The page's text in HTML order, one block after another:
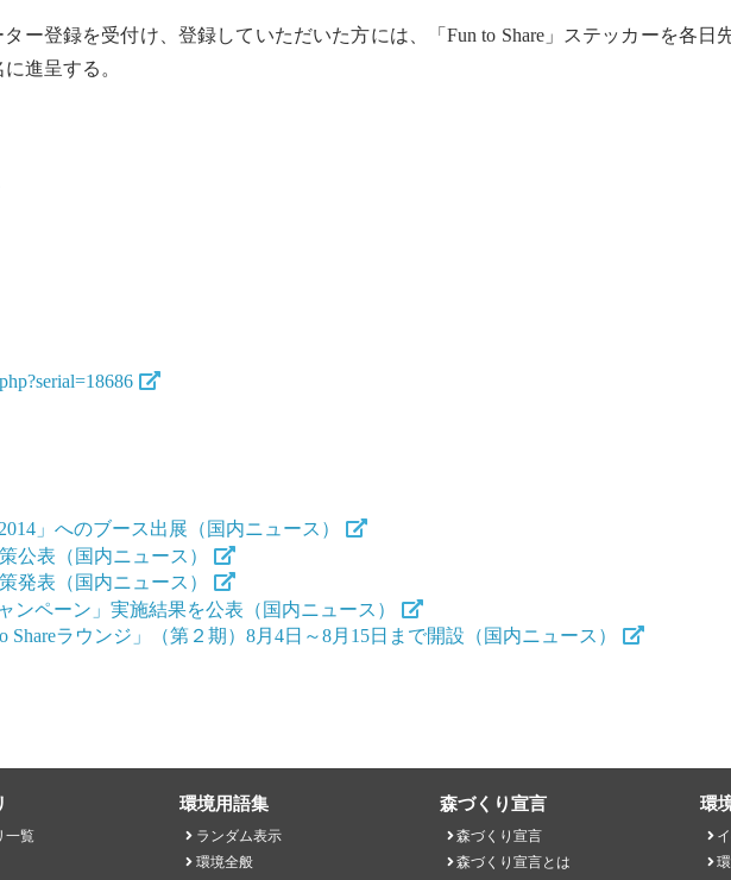
ター登録を受付け、登録していただいた方には、「Fun to Share」ステッカーを各
進呈する。
」へのブース出展（国内ニュース）
公表（国内ニュース）
発表（国内ニュース）
ンペーン」実施結果を公表（国内ニュース）
Shareラウンジ」（第２期）8月4日～8月15日まで開設（国内ニュース）
一覧
環境用語集
ランダム表示
環境全般
森づくり宣言
森づくり宣言
森づくり宣言とは
環